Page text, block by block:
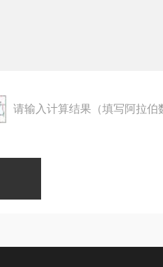
请输入计算结果（填写阿拉伯